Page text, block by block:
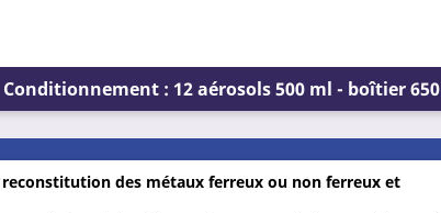
Conditionnement : 12 aérosols 500 ml - boîtier 650
des métaux ferreux ou non ferreux et